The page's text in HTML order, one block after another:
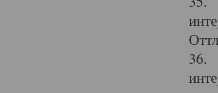
36.